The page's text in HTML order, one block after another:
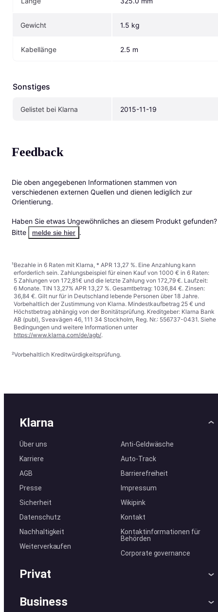
Gewicht 1.5 kg
Kabellänge 2.5 m
Sonstiges
Gelistet bei Klarna 2015-11-19
Feedback
Die oben angegebenen Informationen stammen von
verschiedenen externen Quellen und dienen lediglich zur
Orientierung.
Haben Sie etwas Ungewöhnliches an diesem Produkt gefunden?
Bitte
melde sie hier .
¹Bezahle in 6 Raten mit Klarna, * APR 13,27 %. Eine Anzahlung kann
erforderlich sein. Zahlungsbeispiel für einen Kauf von 1000 € in 6 Raten:
5 Zahlungen von 172,81€ und die letzte Zahlung von 172,79 €. Laufzeit:
6 Monate. TIN 13,27% APR 13,27 %. Gesamtbetrag: 1036,84 €. Zinsen:
36,84 €. Gilt nur für in Deutschland lebende Personen über 18 Jahre.
Vorbehaltlich der Zustimmung von Klarna. Mindestkaufbetrag 25 € und
Höchstbetrag abhängig von der Bonitätsprüfung. Kreditgeber: Klarna Bank
AB (publ), Sveavägen 46, 111 34 Stockholm, Reg. Nr.: 556737-0431. Siehe
Bedingungen und weitere Informationen unter
https://www.klarna.com/de/agb/.
²Vorbehaltlich Kreditwürdigkeitsprüfung.
Klarna
Über uns
Karriere
AGB
Presse
Sicherheit
Datenschutz
Nachhaltigkeit
Weiterverkaufen
Anti-Geldwäsche
Auto-Track
Barrierefreiheit
Impressum
Wikipink
Kontakt
Kontaktinformationen für
Behörden
Corporate governance
Privat
Business